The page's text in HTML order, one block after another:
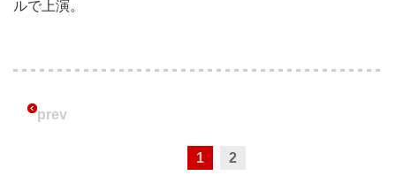
ルで上演。
prev
1 2